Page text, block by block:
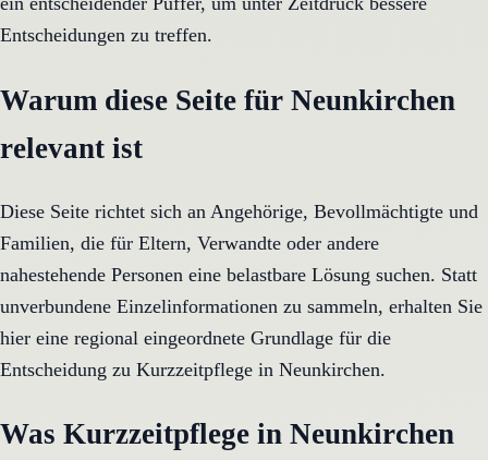
Entscheidungen zu treffen.
Warum diese Seite für Neunkirchen
relevant ist
Diese Seite richtet sich an Angehörige, Bevollmächtigte und
Familien, die für Eltern, Verwandte oder andere
nahestehende Personen eine belastbare Lösung suchen. Statt
unverbundene Einzelinformationen zu sammeln, erhalten Sie
hier eine regional eingeordnete Grundlage für die
Entscheidung zu Kurzzeitpflege in Neunkirchen.
Was Kurzzeitpflege in Neunkirchen